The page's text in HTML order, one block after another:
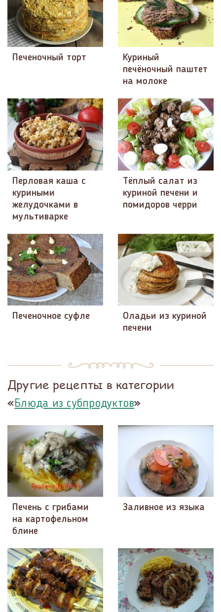
Печеночный торт
Куриный
печёночный паштет
на молоке
Перловая каша с
куриными
желудочками в
мультиварке
Тёплый салат из
куриной печени и
помидоров черри
Печеночное суфле
Оладьи из куриной
печени
Другие рецепты в категории
«Блюда из субпродуктов»
Печень с грибами
на картофельном
блине
Заливное из языка